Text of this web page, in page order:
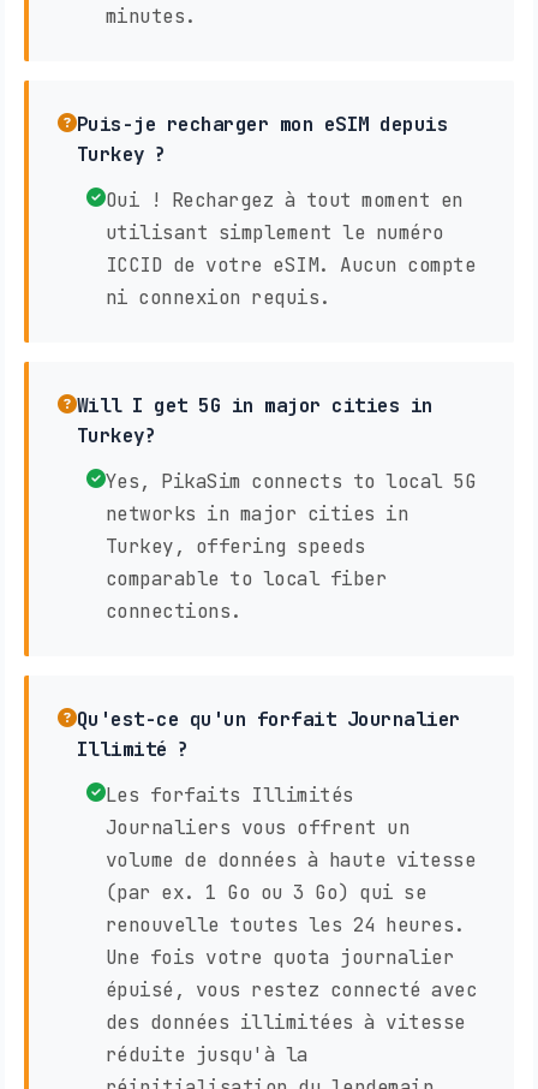
minutes.
Puis-je recharger mon eSIM depuis
Turkey ?
Oui ! Rechargez à tout moment en
utilisant simplement le numéro
ICCID de votre eSIM. Aucun compte
ni connexion requis.
Will I get 5G in major cities in
Turkey?
Yes, PikaSim connects to local 5G
networks in major cities in
Turkey, offering speeds
comparable to local fiber
connections.
Qu'est-ce qu'un forfait Journalier
Illimité ?
Les forfaits Illimités
Journaliers vous offrent un
volume de données à haute vitesse
(par ex. 1 Go ou 3 Go) qui se
renouvelle toutes les 24 heures.
Une fois votre quota journalier
épuisé, vous restez connecté avec
des données illimitées à vitesse
réduite jusqu'à la